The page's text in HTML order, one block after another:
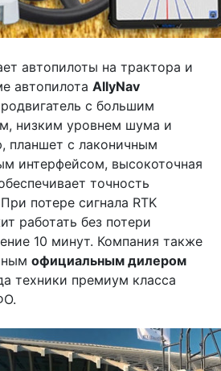
автопилоты на трактора и
автопилота AllyNav
с большим
низким уровнем шума и
планшет с лаконичным
интерфейсом, высокоточная
точность
потере сигнала RTK
работать без потери
10 минут. Компания также
официальным дилером
техники премиум класса